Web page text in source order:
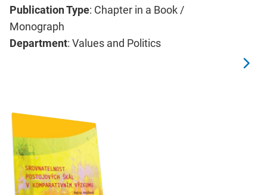
Publication Type: Chapter in a Book /
Monograph
Department: Values and Politics